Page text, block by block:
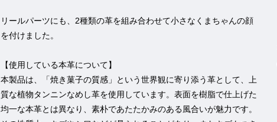
リールパーツにも、2種類の革を組み合わせて小さなくまちゃんの顔
を付けました。
【使用している本革について】
本製品は、「焼き菓子の質感」という世界観に寄り添う革として、上
質な植物タンニンなめし革を使用しています。表面を樹脂で仕上げた
均一な本革とは異なり、素朴であたたかみのある風合いが魅力です。